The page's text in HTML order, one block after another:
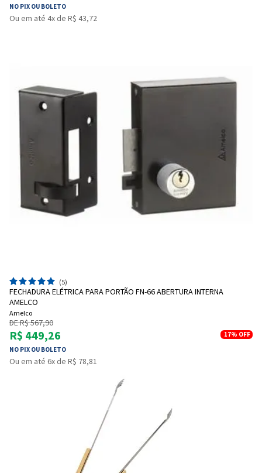
NO PIX OU BOLETO
Ou em até 4x de R$ 43,72
(5)
FECHADURA ELÉTRICA PARA PORTÃO FN-66 ABERTURA INTERNA
AMELCO
Amelco
DE R$ 567,90
R$ 449,26
NO PIX OU BOLETO
17% OFF
Ou em até 6x de R$ 78,81